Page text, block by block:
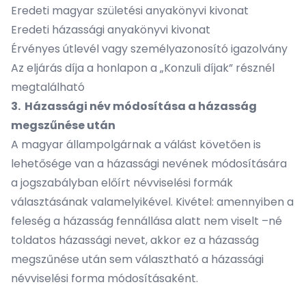
Eredeti magyar születési anyakönyvi kivonat
Eredeti házassági anyakönyvi kivonat
Érvényes útlevél vagy személyazonosító igazolvány
Az eljárás díja a honlapon a „Konzuli díjak” résznél
megtalálható
3. Házassági név módosítása a házasság
megszűnése után
A magyar állampolgárnak a válást követően is
lehetősége van a házassági nevének módosítására
a jogszabályban előírt névviselési formák
választásának valamelyikével. Kivétel: amennyiben a
feleség a házasság fennállása alatt nem viselt –né
toldatos házassági nevet, akkor ez a házasság
megszűnése után sem választható a házassági
névviselési forma módosításaként.